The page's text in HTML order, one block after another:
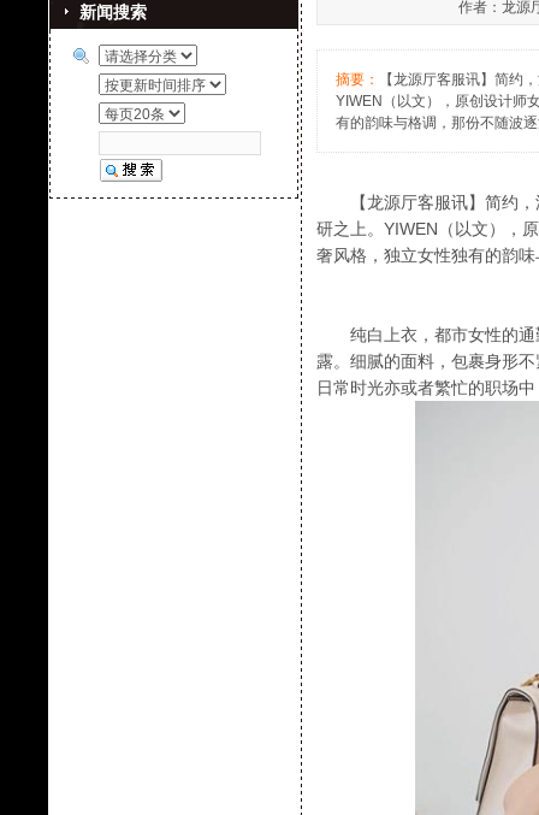
新闻搜索 作者：龙
摘要：
【龙源厅客服讯】简约
YIWEN（以文），原创设计师
有的韵味与格调，那份不随波
【龙源厅客服讯】简约，
研之上。YIWEN（以文），
奢风格，独立女性独有的韵
纯白上衣，都市女性的通
露。细腻的面料，包裹身形
日常时光亦或者繁忙的职场